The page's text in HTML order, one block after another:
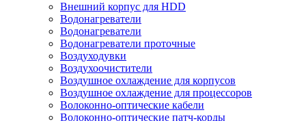
Внешний корпус для HDD
Водонагреватели
Водонагреватели
Водонагреватели проточные
Воздуходувки
Воздухоочистители
Воздушное охлаждение для корпусов
Воздушное охлаждение для процессоров
Волоконно-оптические кабели
Волоконно-оптические патч-корды